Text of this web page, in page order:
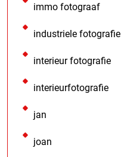
immo fotograaf
industriele fotografie
interieur fotografie
interieurfotografie
jan
joan